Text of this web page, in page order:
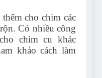
cho chim các
Có nhiều công
chim cu khác
khảo cách làm